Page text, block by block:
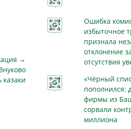
→
Ошибка
избыточное
признала
отклонение
отсутствия
«Чёрный
пополнился:
фирмы из
сорвали
миллиона